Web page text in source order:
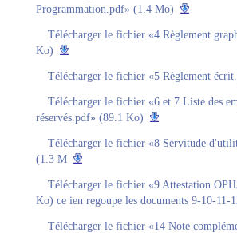
Programmation.pdf» (1.4 Mo)
Télécharger le fichier «4 Règlement
Ko)
Télécharger le fichier «5 Règlement
Télécharger le fichier «6 et 7 Liste des
réservés.pdf» (89.1 Ko)
Télécharger le fichier «8 Servitude
(1.3 M
Télécharger le fichier «9 Attestation
Ko) ce ien regoupe les documents 9-10-11-
Télécharger le fichier «14 Note